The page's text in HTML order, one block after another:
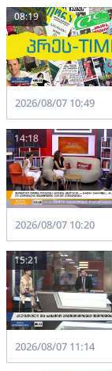
08:19
2026/08/07 10:49
14:18
2026/08/07 10:20
15:21
2026/08/07 11:14